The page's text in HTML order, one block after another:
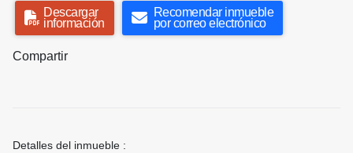
Descargar
información
Recomendar inmueble
por correo electrónico
Compartir
Detalles del inmueble :